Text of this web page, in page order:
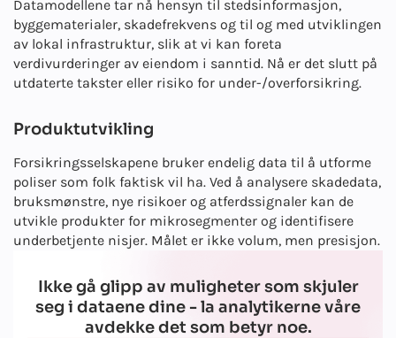
Datamodellene tar nå hensyn til stedsinformasjon,
byggematerialer, skadefrekvens og til og med utviklingen
av lokal infrastruktur, slik at vi kan foreta
verdivurderinger av eiendom i sanntid. Nå er det slutt på
utdaterte takster eller risiko for under-/overforsikring.
Produktutvikling
Forsikringsselskapene bruker endelig data til å utforme
poliser som folk faktisk vil ha. Ved å analysere skadedata,
bruksmønstre, nye risikoer og atferdssignaler kan de
utvikle produkter for mikrosegmenter og identifisere
underbetjente nisjer. Målet er ikke volum, men presisjon.
Ikke gå glipp av muligheter som skjuler
seg i dataene dine - la analytikerne våre
avdekke det som betyr noe.